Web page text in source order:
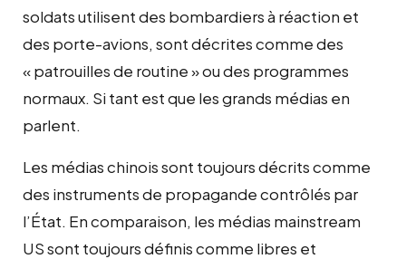
soldats utilisent des bombardiers à réaction et
des porte-avions, sont décrites comme des
« patrouilles de routine » ou des programmes
normaux. Si tant est que les grands médias en
parlent.
Les médias chinois sont toujours décrits comme
des instruments de propagande contrôlés par
l’État. En comparaison, les médias mainstream
US sont toujours définis comme libres et